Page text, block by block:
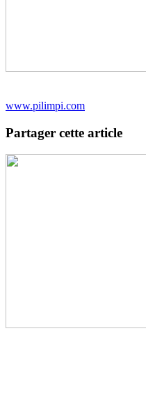
www.pilimpi.com
Partager cette article